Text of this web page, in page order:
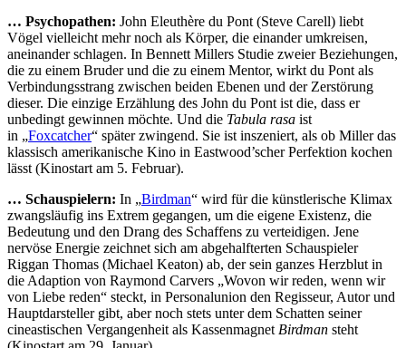
… Psychopathen: John Eleuthère du Pont (Steve Carell) liebt
Vögel vielleicht mehr noch als Körper, die einander umkreisen,
aneinander schlagen. In Bennett Millers Studie zweier Beziehungen,
die zu einem Bruder und die zu einem Mentor, wirkt du Pont als
Verbindungsstrang zwischen beiden Ebenen und der Zerstörung
dieser. Die einzige Erzählung des John du Pont ist die, dass er
unbedingt gewinnen möchte. Und die Tabula rasa ist
in „Foxcatcher“ später zwingend. Sie ist inszeniert, als ob Miller das
klassisch amerikanische Kino in Eastwood’scher Perfektion kochen
lässt (Kinostart am 5. Februar).
… Schauspielern: In „Birdman“ wird für die künstlerische Klimax
zwangsläufig ins Extrem gegangen, um die eigene Existenz, die
Bedeutung und den Drang des Schaffens zu verteidigen. Jene
nervöse Energie zeichnet sich am abgehalfterten Schauspieler
Riggan Thomas (Michael Keaton) ab, der sein ganzes Herzblut in
die Adaption von Raymond Carvers „Wovon wir reden, wenn wir
von Liebe reden“ steckt, in Personalunion den Regisseur, Autor und
Hauptdarsteller gibt, aber noch stets unter dem Schatten seiner
cineastischen Vergangenheit als Kassenmagnet Birdman steht